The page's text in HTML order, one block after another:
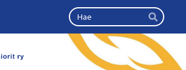
Haku
Hae
Kansallinen senioriliitto